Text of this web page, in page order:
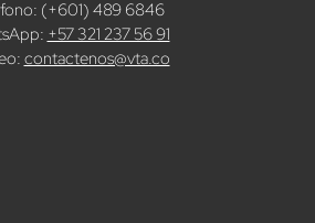
(+601) 489 6846
+57 321 237 56 91
contactenos@vta.co